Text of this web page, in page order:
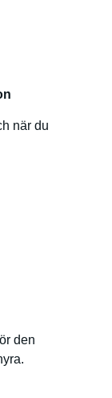
när du
den